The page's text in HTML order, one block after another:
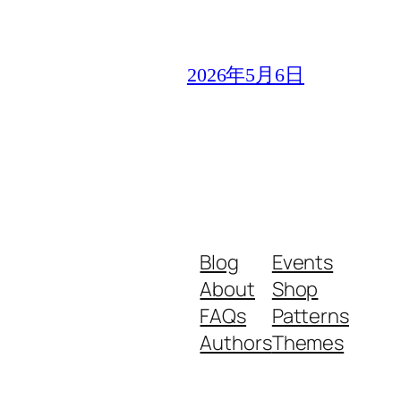
2026年5月6日
Blog
About
FAQs
Authors
Events
Shop
Patterns
Themes